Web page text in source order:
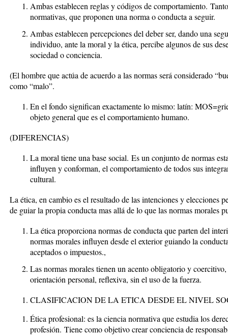
Ambas establecen reglas y códigos de comportamiento.
normativas, que proponen una norma o conducta a seguir.
Ambas establecen percepciones del deber ser, dando una
individuo, ante la moral y la ética, percibe algunos de sus
sociedad o conciencia.
(El hombre que actúa de acuerdo a las normas será considerado
como “malo”.
En el fondo significan exactamente lo mismo: latín:
objeto general que es el comportamiento humano.
(DIFERENCIAS)
La moral tiene una base social. Es un conjunto de normas
influyen y conforman, el comportamiento de todos sus
cultural.
La ética, en cambio es el resultado de las intenciones y elecciones
de guiar la propia conducta mas allá de lo que las normas morales
La ética proporciona normas de conducta que parten del
normas morales influyen desde el exterior guiando la
aceptados o impuestos.,
Las normas morales tienen un acento obligatorio y
orientación personal, reflexiva, sin el uso de la fuerza.
CLASIFICACION DE LA ETICA DESDE EL NIVEL
Ética profesional: es la ciencia normativa que estudia los
profesión. Tiene como objetivo crear conciencia de